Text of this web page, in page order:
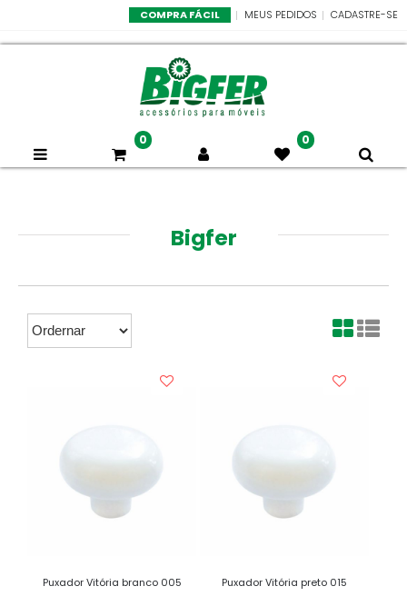
CADASTRE-SE
MEUS PEDIDOS
COMPRA FÁCIL
0 0
Bigfer
Puxador Vitória branco 005 Puxador Vitória preto 015